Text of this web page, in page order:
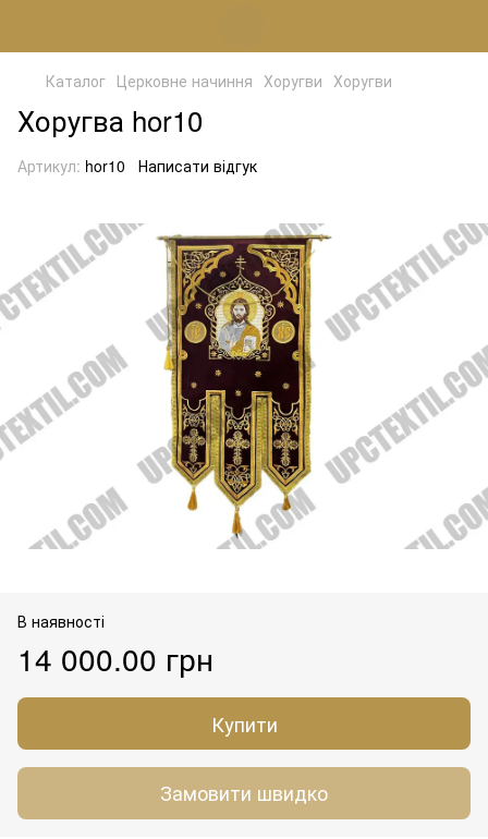
Каталог Церковне начиння Хоругви Хоругви
Хоругва hor10
Артикул: hor10 Написати відгук
В наявності
14 000.00 грн
Купити
Замовити швидко